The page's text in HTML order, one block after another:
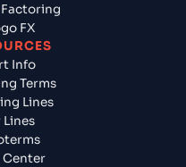
FX
Info
Terms
Lines
Lines
Center